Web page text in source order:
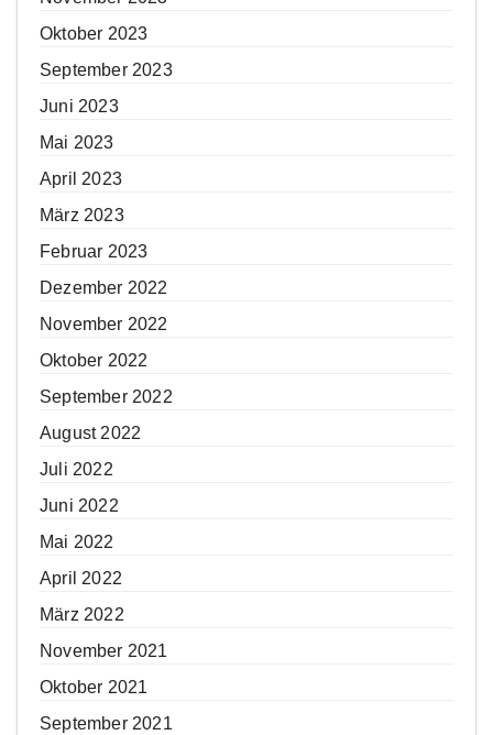
Oktober 2023
September 2023
Juni 2023
Mai 2023
April 2023
März 2023
Februar 2023
Dezember 2022
November 2022
Oktober 2022
September 2022
August 2022
Juli 2022
Juni 2022
Mai 2022
April 2022
März 2022
November 2021
Oktober 2021
September 2021